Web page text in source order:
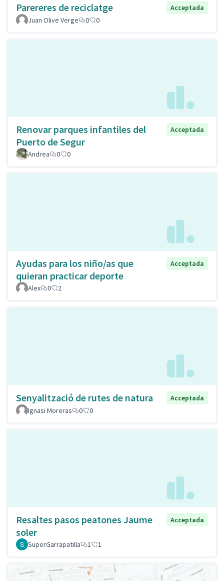
Parereres de reciclatge
Acceptada
Juan Olive Verge
0 0
Renovar parques infantiles del
Puerto de Segur
Acceptada
Andrea 0 0
Ayudas para los niño/as que
quieran practicar deporte
Acceptada
Alex 0 2
Senyalització de rutes de natura
Acceptada
Ignasi Moreras
0 0
Resaltes pasos peatones Jaume
soler
Acceptada
SuperGarrapatilla 1 1